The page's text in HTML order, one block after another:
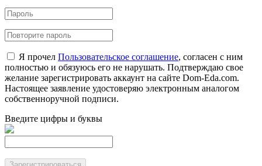
Я прочел Пользовательское соглашение, согласен с ним
полностью и обязуюсь его не нарушать. Подтверждаю свое
желание зарегистрировать аккаунт на сайте Dom-Eda.com.
Настоящее заявление удостоверяю электронным аналогом
собственноручной подписи.
Введите цифры и буквы